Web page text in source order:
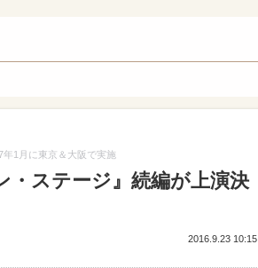
1月に東京＆大阪で実施
ステージ』続編が上演決
2016.9.23 10:15